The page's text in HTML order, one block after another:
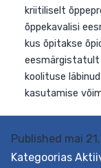
Published mai
Kategoorias